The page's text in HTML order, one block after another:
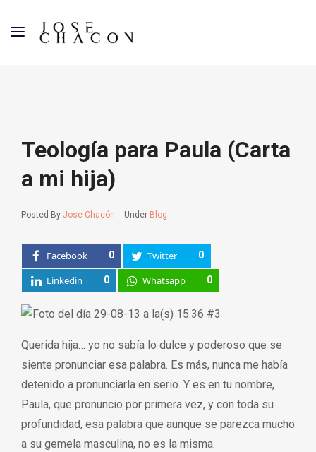
Teología para Paula (Carta
a mi hija)
Posted By Jose Chacón Under Blog
Facebook 0 Twitter 0
Linkedin 0 Whatsapp 0
Querida hija… yo no sabía lo dulce y poderoso que se
siente pronunciar esa palabra. Es más, nunca me había
detenido a pronunciarla en serio. Y es en tu nombre,
Paula, que pronuncio por primera vez, y con toda su
profundidad, esa palabra que aunque se parezca mucho
a su gemela masculina, no es la misma.